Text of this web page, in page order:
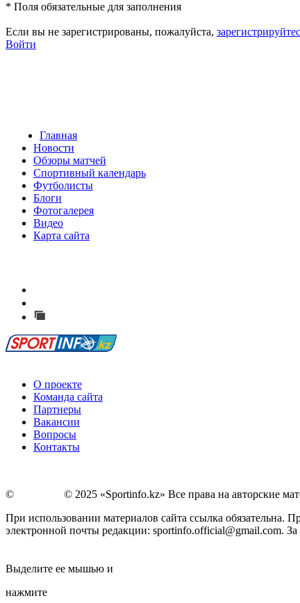
* Поля обязательные для заполнения
Если вы не зарегистрированы, пожалуйста,
Войти
Главная
Новости
Обзоры матчей
Спортивный календарь
Футболисты
Блоги
Фотогалерея
Видео
Карта сайта
О проекте
Команда сайта
Партнеры
Вакансии
Вопросы
Контакты
©
© 2025 «Sportinfo.kz» Все права на авторские
При использовании материалов сайта ссылка обязательна.
электронной почты редакции: sportinfo.official@gmail.com. За
Выделите ее мышью и
нажмите